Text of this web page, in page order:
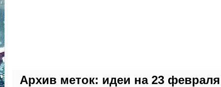
Архив меток: идеи на 23 февраля